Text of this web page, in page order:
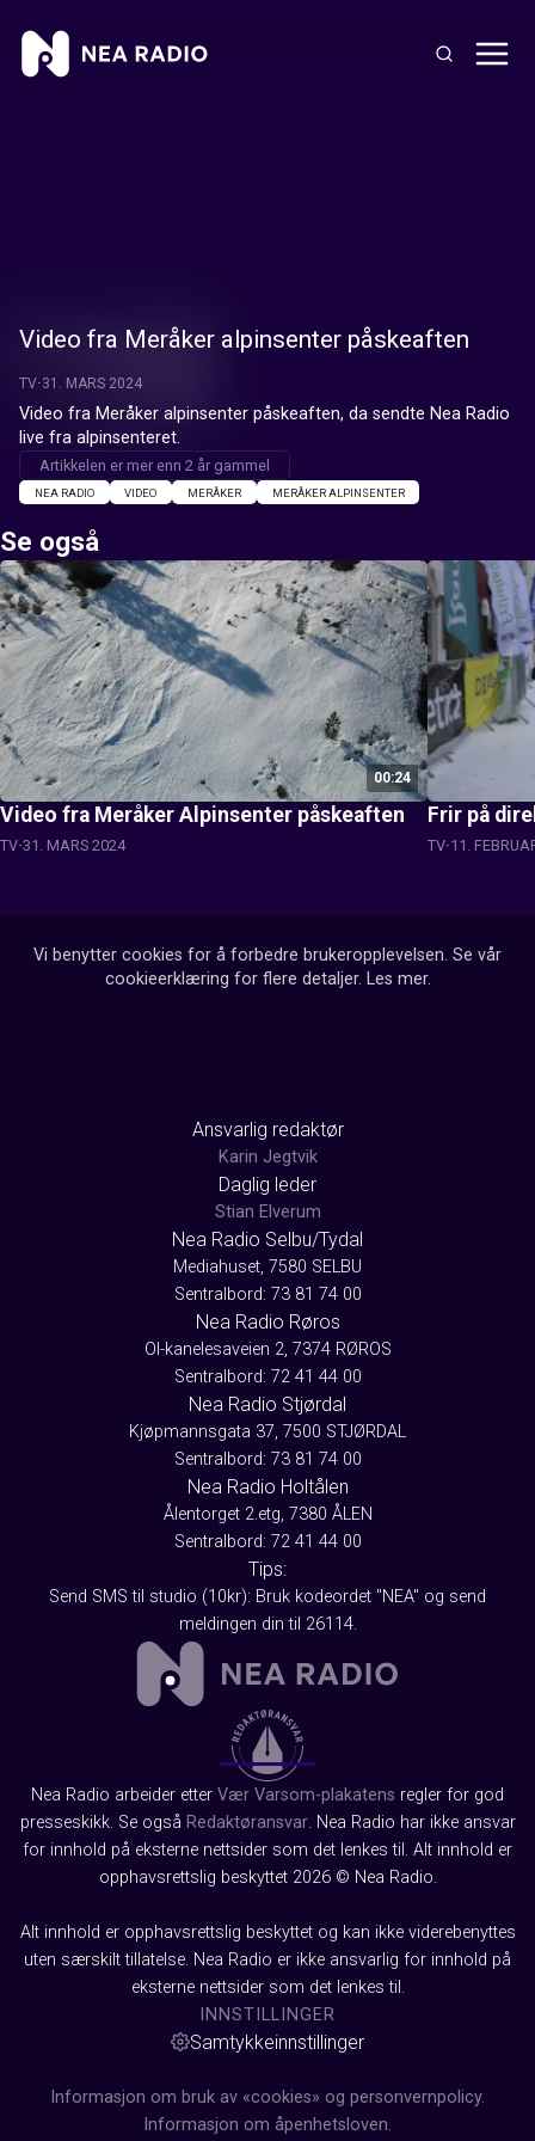
Video fra Meråker alpinsenter påskeaften
TV 31. MARS 2024
Video fra Meråker alpinsenter påskeaften, da sendte Nea Radio
live fra alpinsenteret.
Artikkelen er mer enn 2 år gammel
NEA RADIO VIDEO MERÅKER MERÅKER ALPINSENTER
Se også
00:24
Video fra Meråker Alpinsenter påskeaften
TV 31. MARS 2024
Frir på
TV 11.
Vi benytter cookies for å forbedre brukeropplevelsen. Se vår
cookieerklæring for flere detaljer. Les mer.
Ansvarlig redaktør
Karin Jegtvik
Daglig leder
Stian Elverum
Nea Radio Selbu/Tydal
Mediahuset, 7580 SELBU
Sentralbord: 73 81 74 00
Nea Radio Røros
Ol-kanelesaveien 2, 7374 RØROS
Sentralbord: 72 41 44 00
Nea Radio Stjørdal
Kjøpmannsgata 37, 7500 STJØRDAL
Sentralbord: 73 81 74 00
Nea Radio Holtålen
Ålentorget 2.etg, 7380 ÅLEN
Sentralbord: 72 41 44 00
Tips:
Send SMS til studio (10kr): Bruk kodeordet "NEA" og send
meldingen din til 26114.
Nea Radio arbeider etter Vær Varsom-plakatens regler for god
presseskikk. Se også Redaktøransvar. Nea Radio har ikke ansvar
for innhold på eksterne nettsider som det lenkes til. Alt innhold er
opphavsrettslig beskyttet 2026 © Nea Radio.
Alt innhold er opphavsrettslig beskyttet og kan ikke viderebenyttes
uten særskilt tillatelse. Nea Radio er ikke ansvarlig for innhold på
eksterne nettsider som det lenkes til.
INNSTILLINGER
Samtykkeinnstillinger
Informasjon om bruk av «cookies» og personvernpolicy.
Informasjon om åpenhetsloven.